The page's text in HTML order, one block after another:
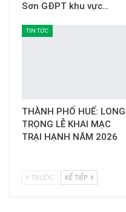
Sơn GĐPT khu vực…
TIN TỨC
THÀNH PHỐ HUẾ: LONG
TRỌNG LỄ KHAI MẠC
TRẠI HẠNH NĂM 2026
TRƯỚC KẾ TIẾP